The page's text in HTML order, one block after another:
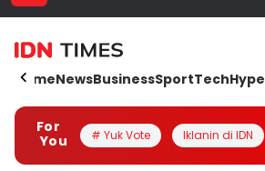
HomeNewsBusinessSportTechHype
For
You
# Yuk Vote Iklanin di IDN